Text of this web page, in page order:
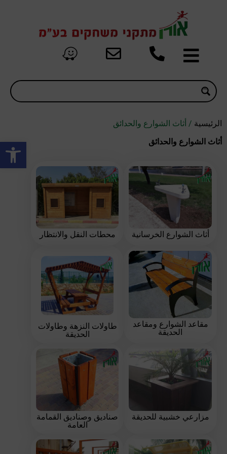
الرئيسية / أثاث الشوارع والحدائق
أثاث الشوارع والحدائق
أثاث الشوارع الخرسانية محطات النقل والانتظار
مقاعد الشوارع ومقاعد
الحديقة طاولات النزهة وطاولات
الحديقة
مزارعي خشبية للحديقة صناديق وصناديق القمامة
العامة